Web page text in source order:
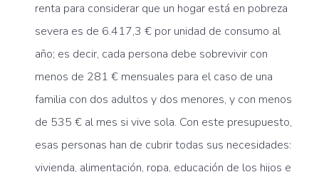
renta para considerar que un hogar está en pobreza
severa es de 6.417,3 € por unidad de consumo al
año; es decir, cada persona debe sobrevivir con
menos de 281 € mensuales para el caso de una
familia con dos adultos y dos menores, y con menos
de 535 € al mes si vive sola. Con este presupuesto,
esas personas han de cubrir todas sus necesidades:
vivienda, alimentación, ropa, educación de los hijos e